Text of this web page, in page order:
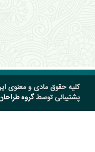
کلیه حقوق مادی و
پشتیبانی توسطگروه